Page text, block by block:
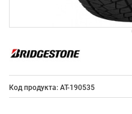
Код продукта: AT-190535